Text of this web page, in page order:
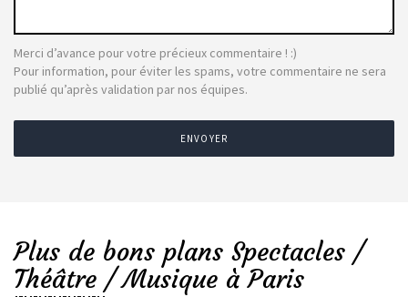
Merci d’avance pour votre précieux commentaire ! :)
Pour information, pour éviter les spams, votre commentaire ne sera
publié qu’après validation par nos équipes.
ENVOYER
Plus de bons plans Spectacles /
Théâtre / Musique à Paris